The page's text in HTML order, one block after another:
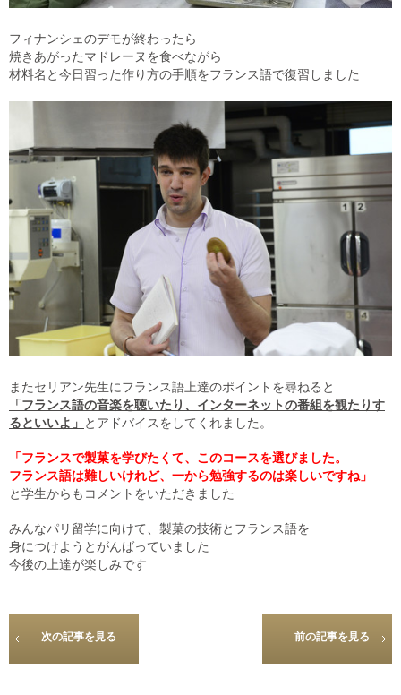
フィナンシェのデモが終わったら
焼きあがったマドレーヌを食べながら
材料名と今日習った作り方の手順をフランス語で復習しました
またセリアン先生にフランス語上達のポイントを尋ねると
「フランス語の音楽を聴いたり、インターネットの番組を観たりす
るといいよ」 とアドバイスをしてくれました。
「フランスで製菓を学びたくて、このコースを選びました。
フランス語は難しいけれど、一から勉強するのは楽しいですね」
と学生からもコメントをいただきました
みんなパリ留学に向けて、製菓の技術とフランス語を
身につけようとがんばっていました
今後の上達が楽しみです
次の記事を見る 前の記事を見る